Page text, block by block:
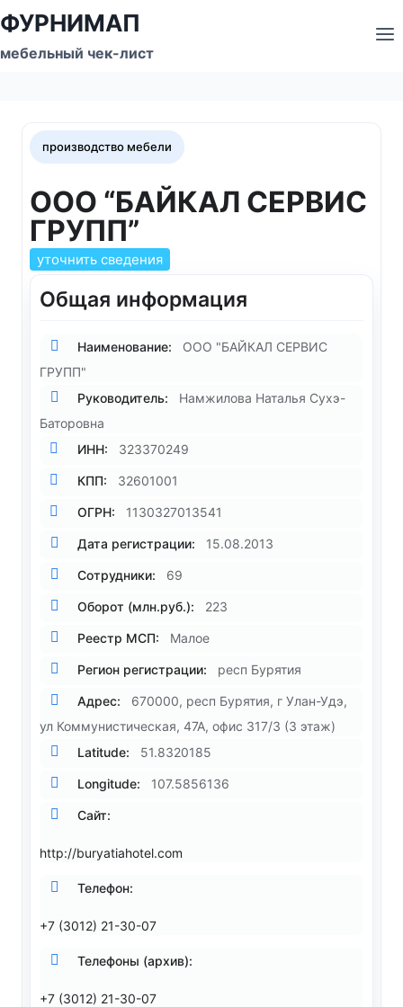
Перейти
к
содержимому
ФУРНИМАП
мебельный чек-лист
производство мебели
ООО “БАЙКАЛ СЕРВИС
ГРУПП”
уточнить сведения
Общая информация
Наименование:
ООО "БАЙКАЛ СЕРВИС
ГРУПП"
Руководитель:
Намжилова Наталья Сухэ-
Баторовна
ИНН:
323370249
КПП: 32601001
ОГРН: 1130327013541
Дата регистрации: 15.08.2013
Сотрудники: 69
Оборот (млн.руб.): 223
Реестр МСП: Малое
Регион регистрации: респ Бурятия
Адрес:
670000, респ Бурятия, г Улан-Удэ,
ул Коммунистическая, 47А, офис 317/3 (3 этаж)
Latitude:
51.8320185
Longitude: 107.5856136
Сайт:
http://buryatiahotel.com
Телефон:
+7 (3012) 21-30-07
Телефоны (архив):
+7 (3012) 21-30-07